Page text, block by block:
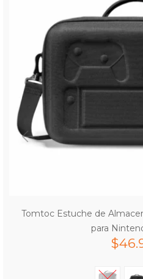
Tomtoc Estuche de
para
$